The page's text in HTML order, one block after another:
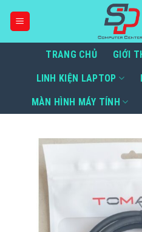
TRANG CHỦ GIỚI
LINH KIỆN LAPTOP
MÀN HÌNH MÁY TÍNH